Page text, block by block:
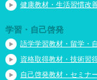
健康教材・生活習慣改
学習・自己啓発
語学学習教材・留学・
資格取得教材・技術習
自己啓発教材・セミナ